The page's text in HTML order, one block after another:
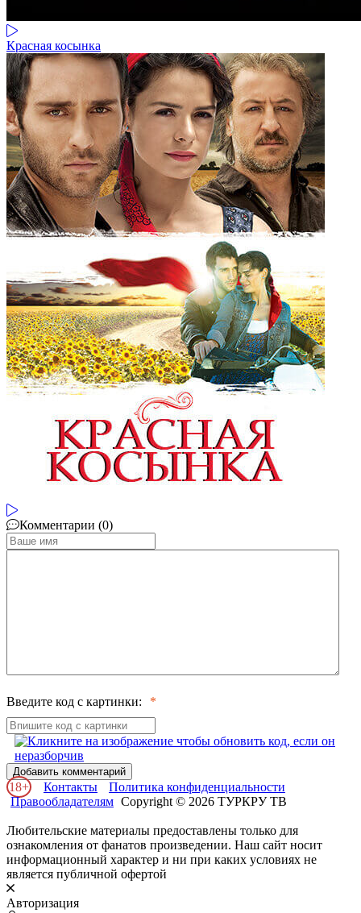
Красная косынка
Комментарии (0)
Введите код с картинки:
Добавить комментарий
18+ Контакты
Политика конфиденциальности
Правообладателям Copyright © 2026 ТУРКРУ ТВ
Любительские материалы предоставлены только для
ознакомления от фанатов произведении. Наш сайт носит
информационный характер и ни при каких условиях не
является публичной офертой
Авторизация